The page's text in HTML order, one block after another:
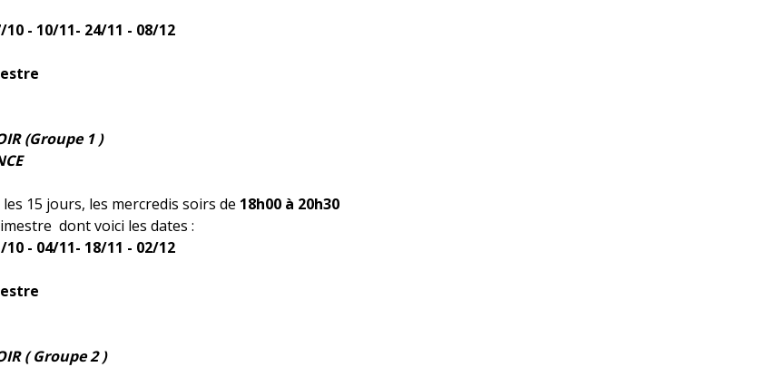
- 10/11- 24/11 - 08/12
(Groupe 1 )
15 jours, les mercredis soirs de 18h00 à 20h30
dont voici les dates :
- 04/11- 18/11 - 02/12
( Groupe 2 )